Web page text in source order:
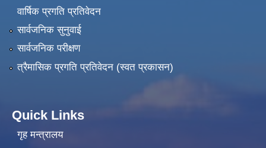
वार्षिक प्रगति प्रतिवेदन
सार्वजनिक सुनुवाई
सार्वजनिक परीक्षण
त्रैमासिक प्रगति प्रतिवेदन (स्वत प्रकासन)
Quick Links
गृह मन्त्रालय